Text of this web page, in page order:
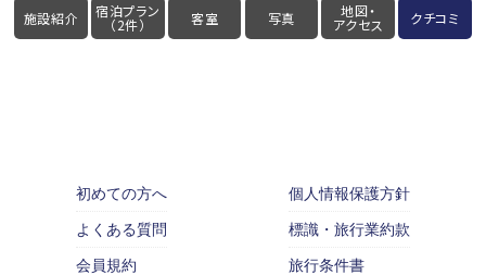
施設紹介 宿泊プラン
（2件） 客室 写真 地図・
アクセス クチコミ
初めての方へ
よくある質問
会員規約
個人情報保護方針
標識・旅行業約款
旅行条件書